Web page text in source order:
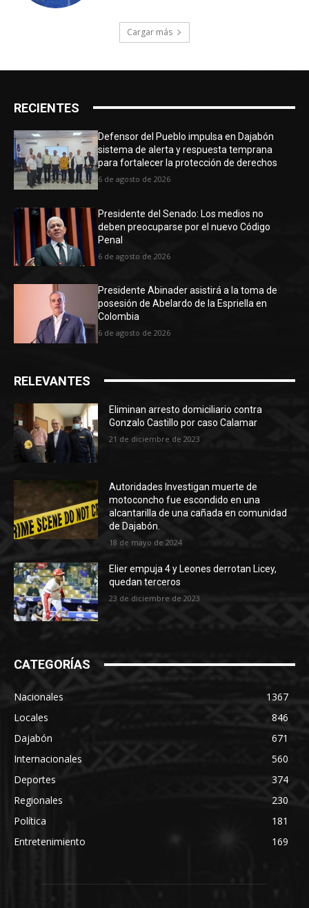
Cargar más
RECIENTES
Defensor del Pueblo impulsa en Dajabón
sistema de alerta y respuesta temprana
para fortalecer la protección de derechos
6 de agosto de 2026
Presidente del Senado: Los medios no
deben preocuparse por el nuevo Código
Penal
6 de agosto de 2026
Presidente Abinader asistirá a la toma de
posesión de Abelardo de la Espriella en
Colombia
6 de agosto de 2026
RELEVANTES
Eliminan arresto domiciliario contra
Gonzalo Castillo por caso Calamar
21 de diciembre de 2023
Autoridades Investigan muerte de
motoconcho fue escondido en una
alcantarilla de una cañada en comunidad
de Dajabón.
18 de mayo de 2024
Elier empuja 4 y Leones derrotan Licey,
quedan terceros
23 de diciembre de 2023
CATEGORÍAS
Nacionales
1367
Locales
846
Dajabón
671
Internacionales
560
Deportes
374
Regionales
230
Política
181
Entretenimiento
169